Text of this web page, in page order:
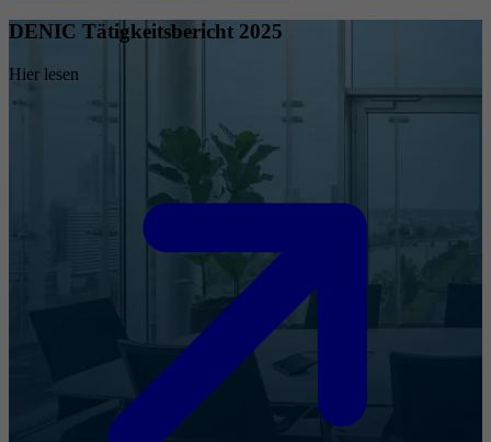
DENIC Tätigkeitsbericht 2025
Hier lesen